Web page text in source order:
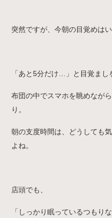
突然ですが、今朝の目覚めは
「あと5分だけ…」と目覚まし
布団の中でスマホを眺めなが
り。
朝の支度時間は、どうしても
よね。
店頭でも、
「しっかり眠っているつもり